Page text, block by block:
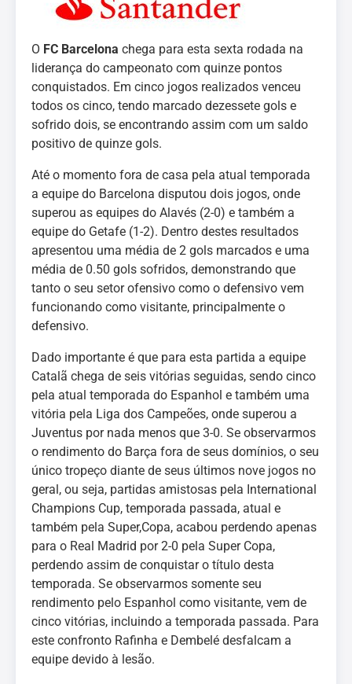
O FC Barcelona chega para esta sexta rodada na
liderança do campeonato com quinze pontos
conquistados. Em cinco jogos realizados venceu
todos os cinco, tendo marcado dezessete gols e
sofrido dois, se encontrando assim com um saldo
positivo de quinze gols.
Até o momento fora de casa pela atual temporada
a equipe do Barcelona disputou dois jogos, onde
superou as equipes do Alavés (2-0) e também a
equipe do Getafe (1-2). Dentro destes resultados
apresentou uma média de 2 gols marcados e uma
média de 0.50 gols sofridos, demonstrando que
tanto o seu setor ofensivo como o defensivo vem
funcionando como visitante, principalmente o
defensivo.
Dado importante é que para esta partida a equipe
Catalã chega de seis vitórias seguidas, sendo cinco
pela atual temporada do Espanhol e também uma
vitória pela Liga dos Campeões, onde superou a
Juventus por nada menos que 3-0. Se observarmos
o rendimento do Barça fora de seus domínios, o seu
único tropeço diante de seus últimos nove jogos no
geral, ou seja, partidas amistosas pela International
Champions Cup, temporada passada, atual e
também pela Super,Copa, acabou perdendo apenas
para o Real Madrid por 2-0 pela Super Copa,
perdendo assim de conquistar o título desta
temporada. Se observarmos somente seu
rendimento pelo Espanhol como visitante, vem de
cinco vitórias, incluindo a temporada passada. Para
este confronto Rafinha e Dembelé desfalcam a
equipe devido à lesão.